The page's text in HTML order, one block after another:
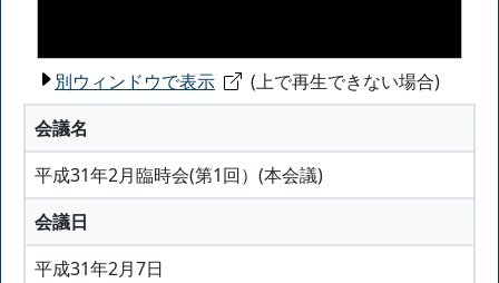
別ウィンドウで表示
(上で再生できない場合)
会議名
平成31年2月臨時会(第1回）(本会議)
会議日
平成31年2月7日